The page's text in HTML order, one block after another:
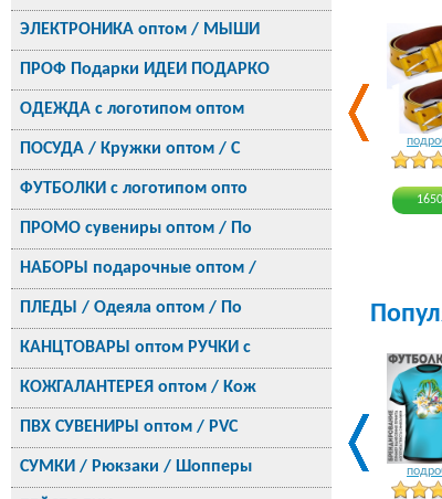
ЭЛЕКТРОНИКА оптом / МЫШИ
ПРОФ Подарки ИДЕИ ПОДАРКО
ОДЕЖДА с логотипом оптом
ПОСУДА / Кружки оптом / С
ФУТБОЛКИ с логотипом опто
ПРОМО сувениры оптом / По
НАБОРЫ подарочные оптом /
ПЛЕДЫ / Одеяла оптом / По
КАНЦТОВАРЫ оптом РУЧКИ с
КОЖГАЛАНТЕРЕЯ оптом / Кож
ПВХ СУВЕНИРЫ оптом / PVC
СУМКИ / Рюкзаки / Шопперы